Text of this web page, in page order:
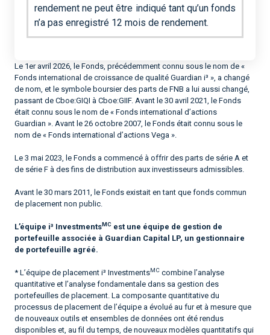
rendement ne peut être indiqué tant qu’un fonds
n’a pas enregistré 12 mois de rendement.
Le 1er avril 2026, le Fonds, précédemment connu sous le nom de «
Fonds international de croissance de qualité Guardian i³ », a changé
de nom, et le symbole boursier des parts de FNB a lui aussi changé,
passant de Cboe:GIQI à Cboe:GIIF. Avant le 30 avril 2021, le Fonds
était connu sous le nom de « Fonds international d’actions
Guardian ». Avant le 26 octobre 2007, le Fonds était connu sous le
nom de « Fonds international d’actions Vega ».
Le 3 mai 2023, le Fonds a commencé à offrir des parts de série A et
de série F à des fins de distribution aux investisseurs admissibles.
Avant le 30 mars 2011, le Fonds existait en tant que fonds commun
de placement non public.
L’équipe i³ InvestmentsMC est une équipe de gestion de
portefeuille associée à Guardian Capital LP, un gestionnaire
de portefeuille agréé.
* L’équipe de placement i³ InvestmentsMC combine l’analyse
quantitative et l’analyse fondamentale dans sa gestion des
portefeuilles de placement. La composante quantitative du
processus de placement de l’équipe a évolué au fur et à mesure que
de nouveaux outils et ensembles de données ont été rendus
disponibles et, au fil du temps, de nouveaux modèles quantitatifs qui